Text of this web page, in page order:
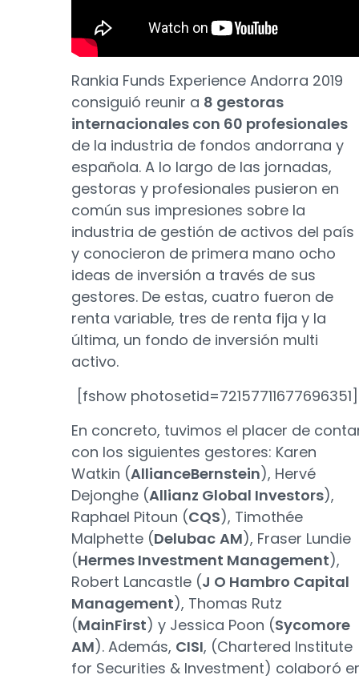
Rankia Funds Experience Andorra 2019
consiguió reunir a 8 gestoras
internacionales con 60 profesionales
de la industria de fondos andorrana y
española. A lo largo de las jornadas,
gestoras y profesionales pusieron en
común sus impresiones sobre la
industria de gestión de activos del país
y conocieron de primera mano ocho
ideas de inversión a través de sus
gestores. De estas, cuatro fueron de
renta variable, tres de renta fija y la
última, un fondo de inversión multi
activo.
[fshow photosetid=72157711677696351]
En concreto, tuvimos el placer de
con los siguientes gestores: Karen
Watkin (AllianceBernstein), Hervé
Dejonghe (Allianz Global Investors),
Raphael Pitoun (CQS), Timothée
Malphette (Delubac AM), Fraser Lundie
(Hermes Investment Management),
Robert Lancastle (J O Hambro Capital
Management), Thomas Rutz
(MainFirst) y Jessica Poon (Sycomore
AM). Además, CISI, (Chartered Institute
for Securities & Investment) colaboró